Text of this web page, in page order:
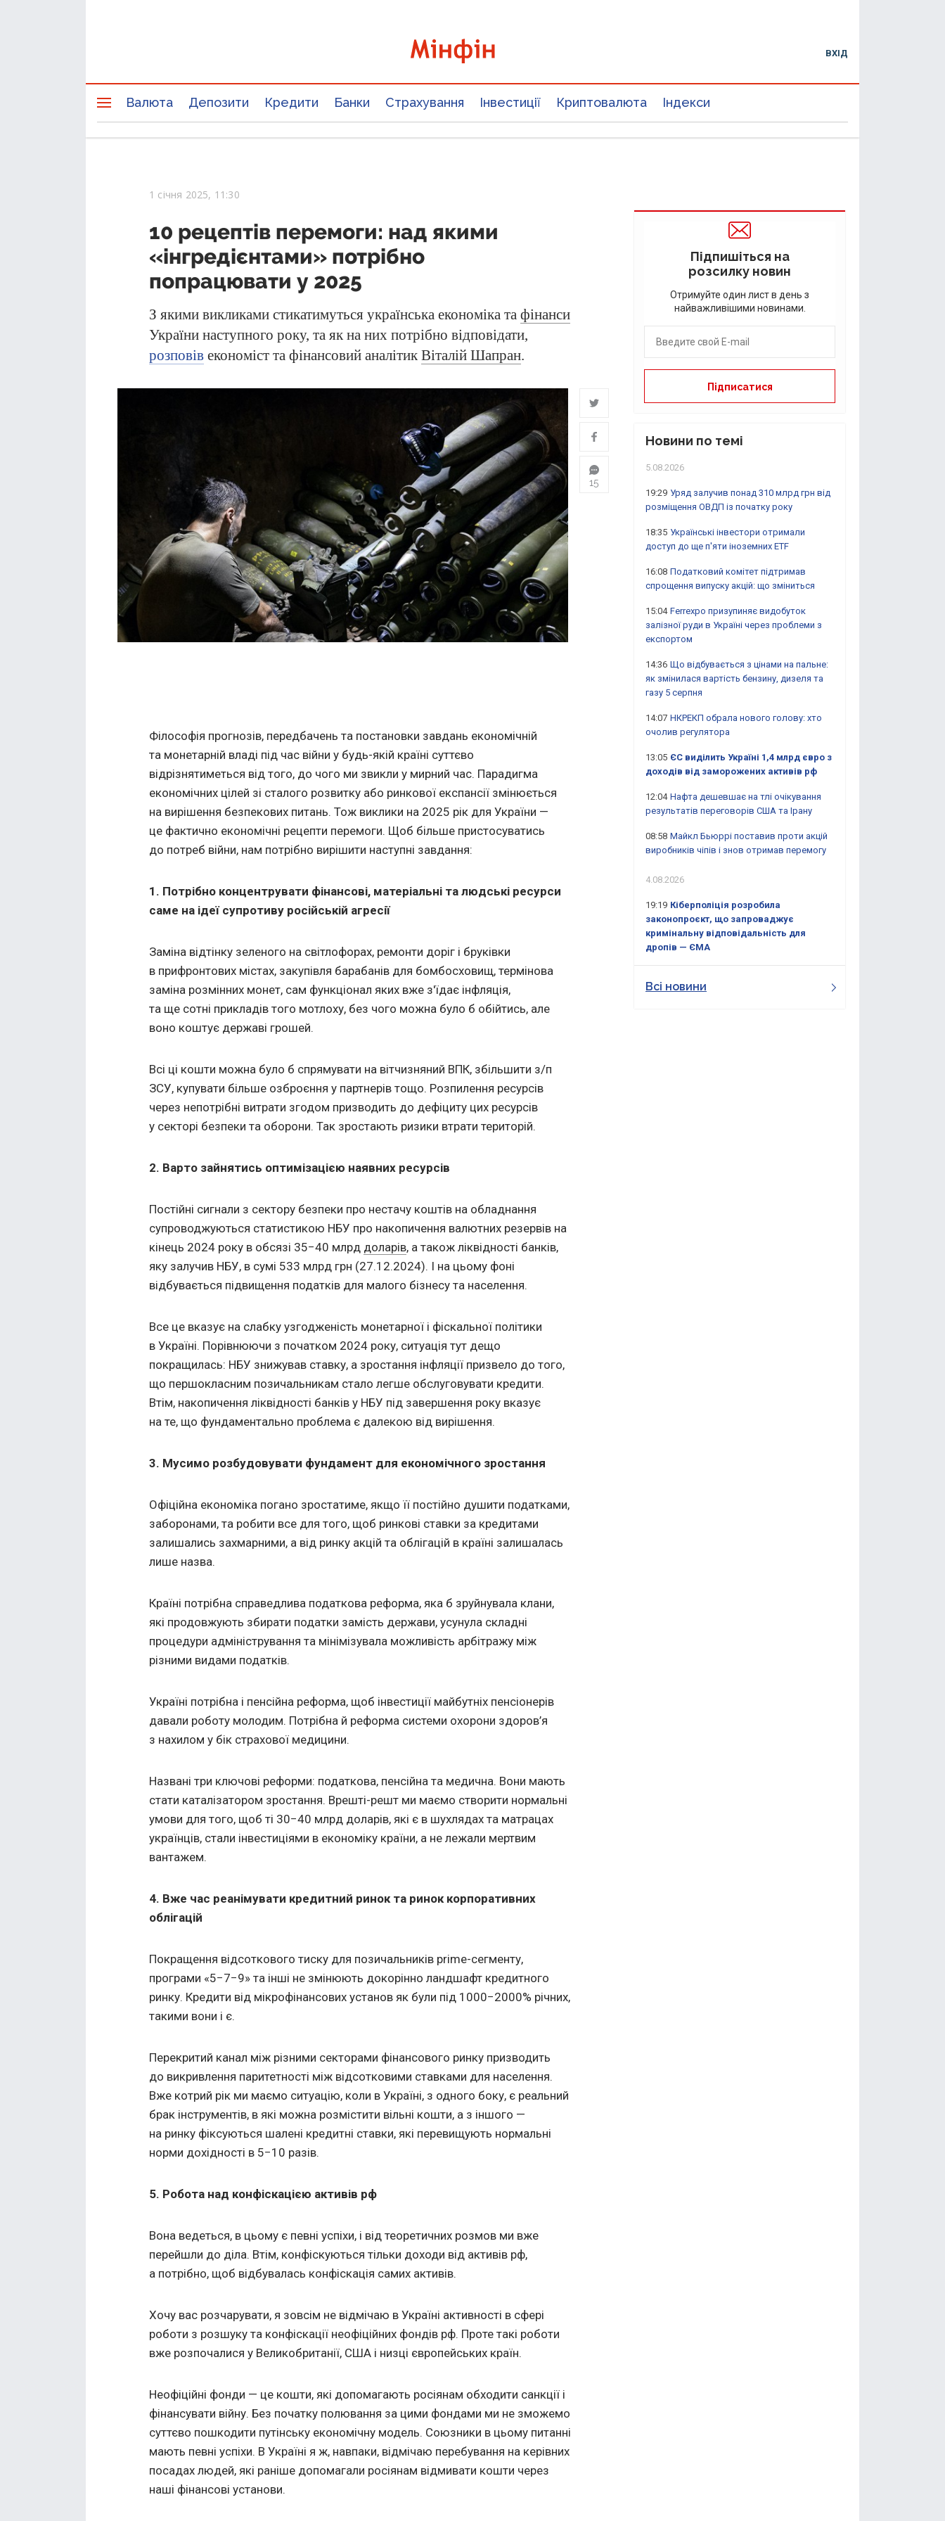
ВХІД
Валюта Депозити Кредити Банки Страхування Інвестиції Криптовалюта Індекси
1 січня 2025, 11:30
10 рецептів перемоги: над якими
«інгредієнтами» потрібно
попрацювати у 2025
З якими викликами стикатимуться українська економіка та фінанси
України наступного року, та як на них потрібно відповідати,
розповів економіст та фінансовий аналітик Віталій Шапран.
15
Філософія прогнозів, передбачень та постановки завдань економічній
та монетарній владі під час війни у будь-якій країні суттєво
відрізнятиметься від того, до чого ми звикли у мирний час. Парадигма
економічних цілей зі сталого розвитку або ринкової експансії змінюється
на вирішення безпекових питань. Тож виклики на 2025 рік для України —
це фактично економічні рецепти перемоги. Щоб більше пристосуватись
до потреб війни, нам потрібно вирішити наступні завдання:
1. Потрібно концентрувати фінансові, матеріальні та людські ресурси
саме на ідеї супротиву російській агресії
Заміна відтінку зеленого на світлофорах, ремонти доріг і бруківки
в прифронтових містах, закупівля барабанів для бомбосховищ, термінова
заміна розмінних монет, сам функціонал яких вже з'їдає інфляція,
та ще сотні прикладів того мотлоху, без чого можна було б обійтись, але
воно коштує державі грошей.
Всі ці кошти можна було б спрямувати на вітчизняний ВПК, збільшити з/п
ЗСУ, купувати більше озброєння у партнерів тощо. Розпилення ресурсів
через непотрібні витрати згодом призводить до дефіциту цих ресурсів
у секторі безпеки та оборони. Так зростають ризики втрати територій.
2. Варто зайнятись оптимізацією наявних ресурсів
Постійні сигнали з сектору безпеки про нестачу коштів на обладнання
супроводжуються статистикою НБУ про накопичення валютних резервів на
кінець 2024 року в обсязі 35−40 млрд доларів, а також ліквідності банків,
яку залучив НБУ, в сумі 533 млрд грн (27.12.2024). І на цьому фоні
відбувається підвищення податків для малого бізнесу та населення.
Все це вказує на слабку узгодженість монетарної і фіскальної політики
в Україні. Порівнюючи з початком 2024 року, ситуація тут дещо
покращилась: НБУ знижував ставку, а зростання інфляції призвело до того,
що першокласним позичальникам стало легше обслуговувати кредити.
Втім, накопичення ліквідності банків у НБУ під завершення року вказує
на те, що фундаментально проблема є далекою від вирішення.
3. Мусимо розбудовувати фундамент для економічного зростання
Офіційна економіка погано зростатиме, якщо її постійно душити податками,
заборонами, та робити все для того, щоб ринкові ставки за кредитами
залишались захмарними, а від ринку акцій та облігацій в країні залишалась
лише назва.
Країні потрібна справедлива податкова реформа, яка б зруйнувала клани,
які продовжують збирати податки замість держави, усунула складні
процедури адміністрування та мінімізувала можливість арбітражу між
різними видами податків.
Україні потрібна і пенсійна реформа, щоб інвестиції майбутніх пенсіонерів
давали роботу молодим. Потрібна й реформа системи охорони здоров’я
з нахилом у бік страхової медицини.
Названі три ключові реформи: податкова, пенсійна та медична. Вони мають
стати каталізатором зростання. Врешті-решт ми маємо створити нормальні
умови для того, щоб ті 30−40 млрд доларів, які є в шухлядах та матрацах
українців, стали інвестиціями в економіку країни, а не лежали мертвим
вантажем.
4. Вже час реанімувати кредитний ринок та ринок корпоративних
облігацій
Покращення відсоткового тиску для позичальників prime-сегменту,
програми «5−7−9» та інші не змінюють докорінно ландшафт кредитного
ринку. Кредити від мікрофінансових установ як були під 1000−2000% річних,
такими вони і є.
Перекритий канал між різними секторами фінансового ринку призводить
до викривлення паритетності між відсотковими ставками для населення.
Вже котрий рік ми маємо ситуацію, коли в Україні, з одного боку, є реальний
брак інструментів, в які можна розмістити вільні кошти, а з іншого —
на ринку фіксуються шалені кредитні ставки, які перевищують нормальні
норми дохідності в 5−10 разів.
5. Робота над конфіскацією активів рф
Вона ведеться, в цьому є певні успіхи, і від теоретичних розмов ми вже
перейшли до діла. Втім, конфіскуються тільки доходи від активів рф,
а потрібно, щоб відбувалась конфіскація самих активів.
Хочу вас розчарувати, я зовсім не відмічаю в Україні активності в сфері
роботи з розшуку та конфіскації неофіційних фондів рф. Проте такі роботи
вже розпочалися у Великобританії, США і низці європейських країн.
Неофіційні фонди — це кошти, які допомагають росіянам обходити санкції і
фінансувати війну. Без початку полювання за цими фондами ми не зможемо
суттєво пошкодити путінську економічну модель. Союзники в цьому питанні
мають певні успіхи. В Україні я ж, навпаки, відмічаю перебування на керівних
посадах людей, які раніше допомагали росіянам відмивати кошти через
наші фінансові установи.
Підпишіться на
розсилку новин
Отримуйте один лист в день з
найважливішими новинами.
Новини по темі
5.08.2026
19:29 Уряд залучив понад 310 млрд грн від
розміщення ОВДП із початку року
18:35 Українські інвестори отримали
доступ до ще п'яти іноземних ETF
16:08 Податковий комітет підтримав
спрощення випуску акцій: що зміниться
15:04 Ferrexpo призупиняє видобуток
залізної руди в Україні через проблеми з
експортом
14:36 Що відбувається з цінами на пальне:
як змінилася вартість бензину, дизеля та
газу 5 серпня
14:07 НКРЕКП обрала нового голову: хто
очолив регулятора
13:05 ЄС виділить Україні 1,4 млрд євро з
доходів від заморожених активів рф
12:04 Нафта дешевшає на тлі очікування
результатів переговорів США та Ірану
08:58 Майкл Бьюррі поставив проти акцій
виробників чіпів і знов отримав перемогу
4.08.2026
19:19 Кіберполіція розробила
законопроєкт, що запроваджує
кримінальну відповідальність для
дропів — ЄМА
Всі новини